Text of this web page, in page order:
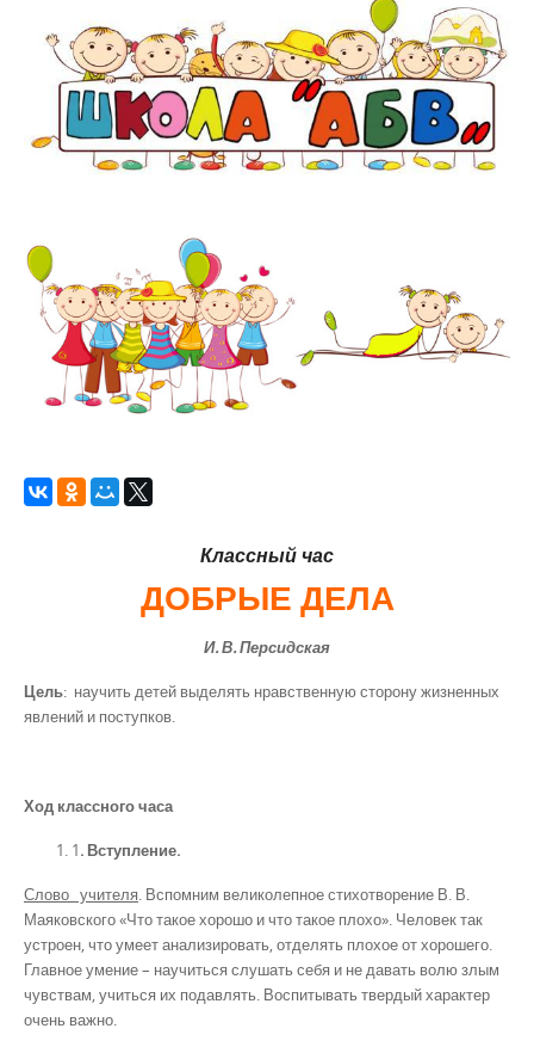
Классный час
ДОБРЫЕ ДЕЛА
И. В. Персидская
Цель: научить детей выделять нравственную сторону жизненных
явлений и поступков.
Ход классного часа
1. Вступление.
Слово учителя. Вспомним великолепное стихотворение В. В.
Маяковского «Что такое хорошо и что такое плохо». Человек так
устроен, что умеет анализировать, отделять плохое от хорошего.
Главное умение – научиться слушать себя и не давать волю злым
чувствам, учиться их подавлять. Воспитывать твердый характер
очень важно.